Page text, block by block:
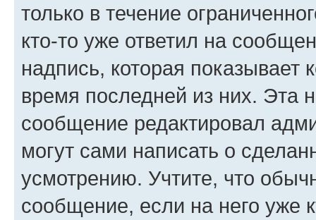
только в течение
кто-то уже ответил на
надпись, которая показывает
время последней из них. Эта
сообщение редактировал
могут сами написать о
усмотрению. Учтите, что
сообщение, если на него уже